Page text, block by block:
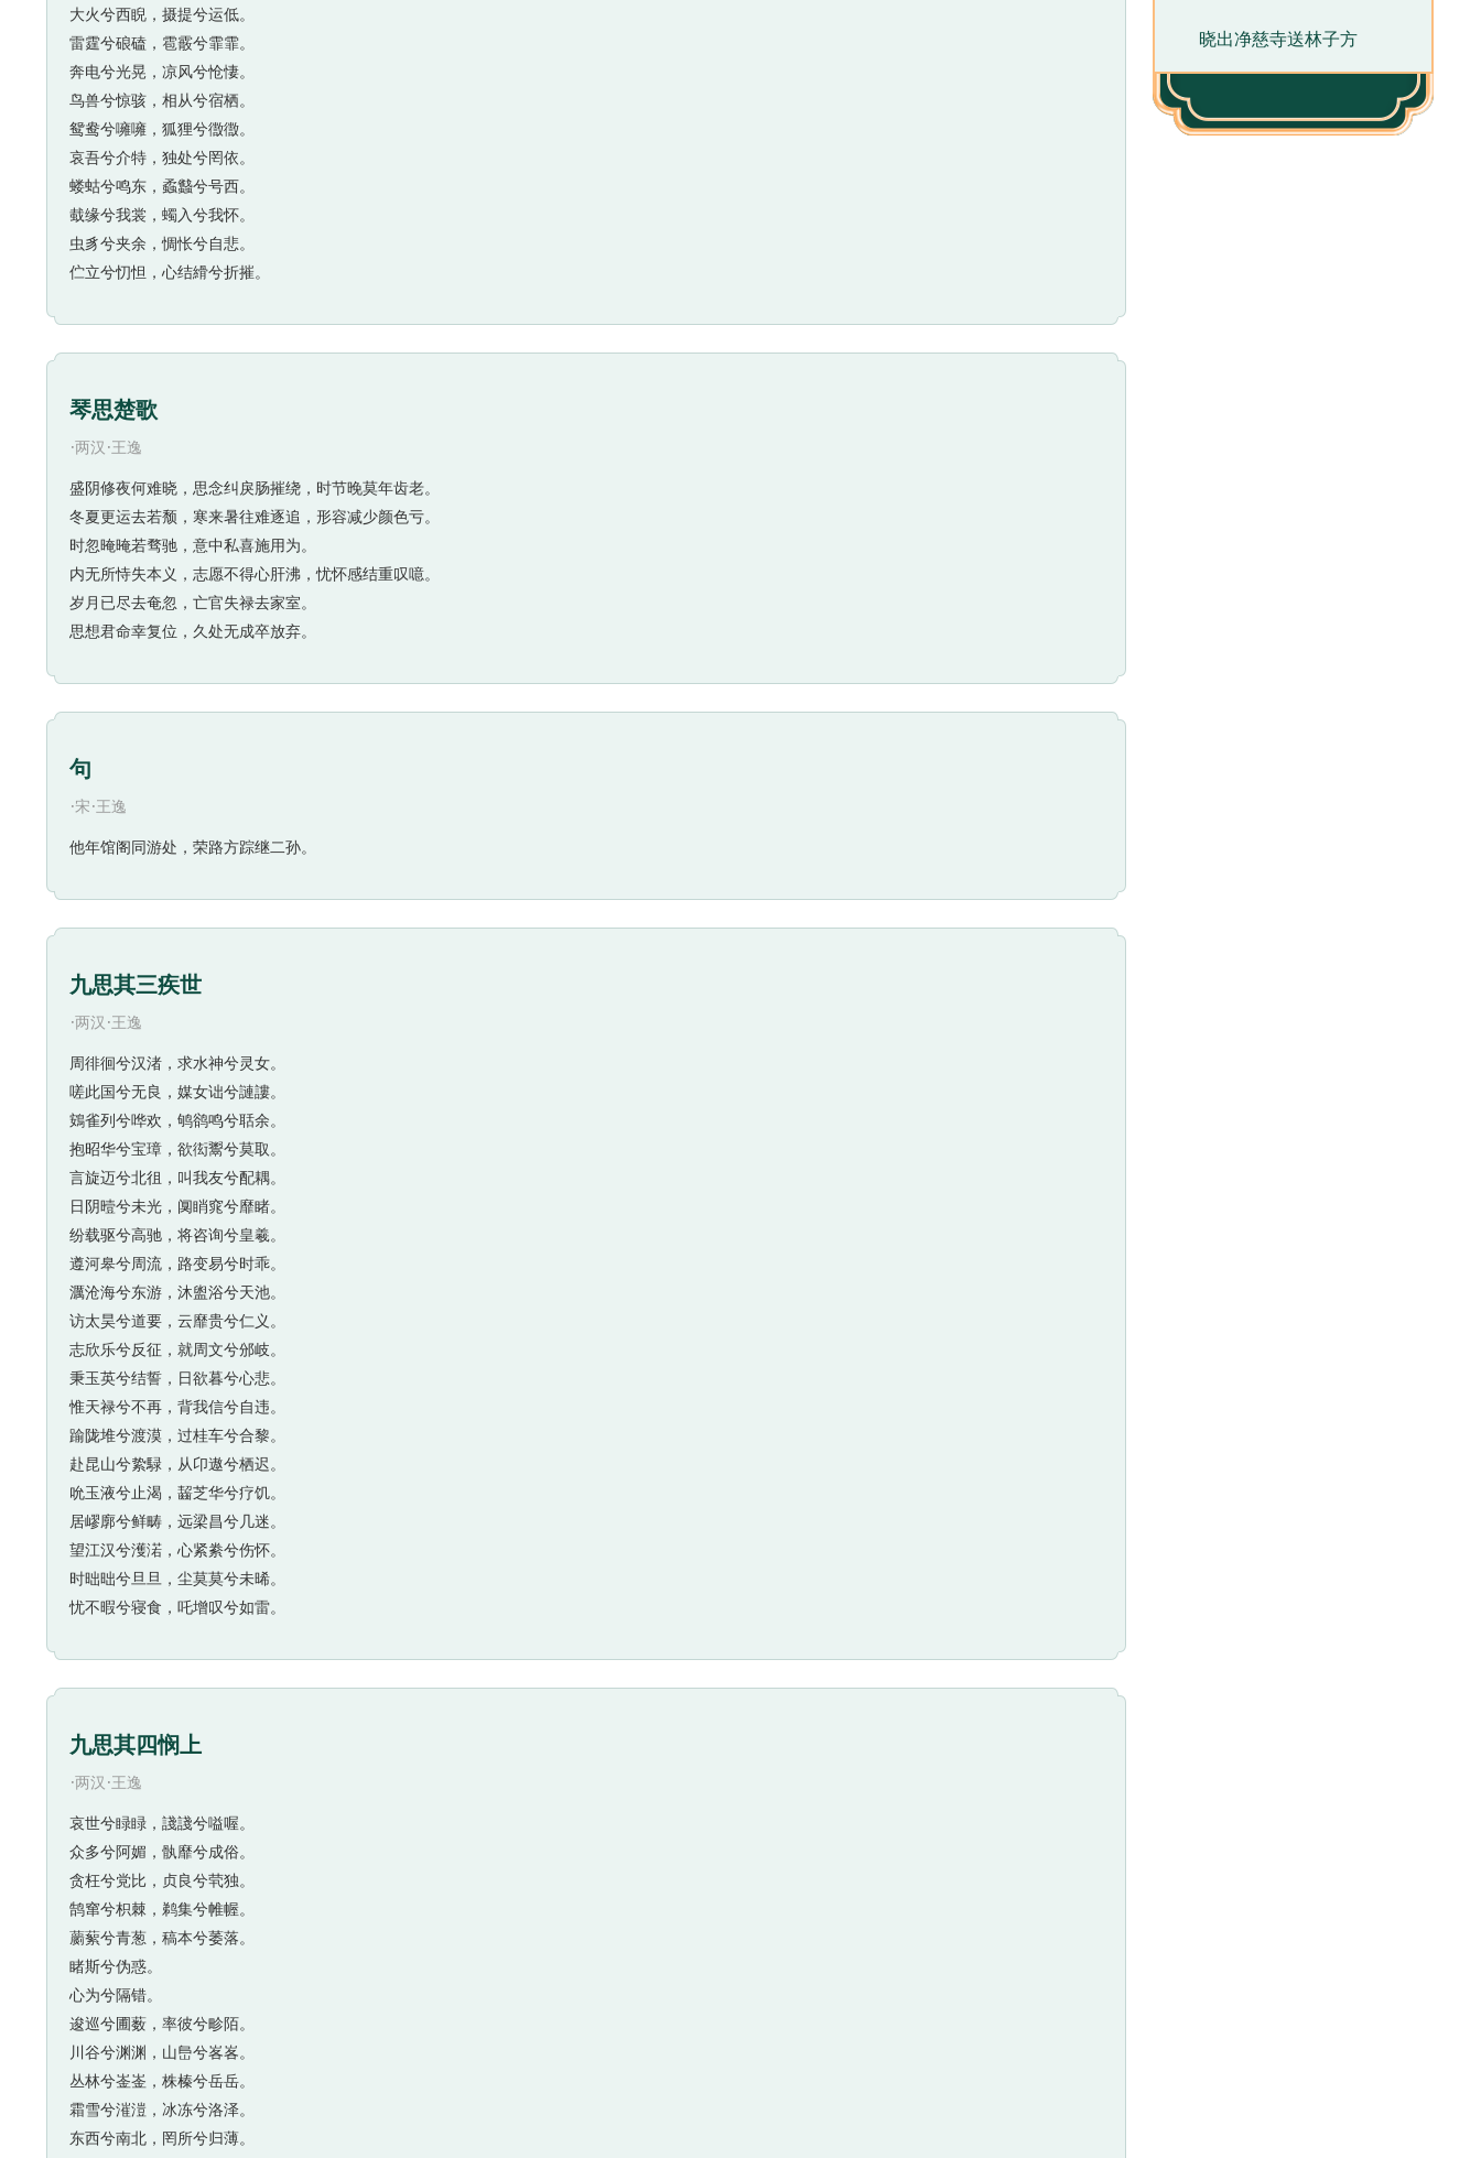
大火兮西睨，摄提兮运低。
雷霆兮硠磕，雹霰兮霏霏。
奔电兮光晃，凉风兮怆悽。
鸟兽兮惊骇，相从兮宿栖。
鸳鸯兮噰噰，狐狸兮徾徾。
哀吾兮介特，独处兮罔依。
蝼蛄兮鸣东，蟊蠽兮号西。
蛓缘兮我裳，蠋入兮我怀。
虫豸兮夹余，惆怅兮自悲。
伫立兮忉怛，心结縎兮折摧。
琴思楚歌
·两汉 ·王逸
盛阴修夜何难晓，思念纠戾肠摧绕，时节晚莫年齿老。
冬夏更运去若颓，寒来暑往难逐追，形容减少颜色亏。
时忽晻晻若骛驰，意中私喜施用为。
内无所恃失本义，志愿不得心肝沸，忧怀感结重叹噫。
岁月已尽去奄忽，亡官失禄去家室。
思想君命幸复位，久处无成卒放弃。
句
·宋·王逸
他年馆阁同游处，荣路方踪继二孙。
九思其三疾世
·两汉 ·王逸
周徘徊兮汉渚，求水神兮灵女。
嗟此国兮无良，媒女诎兮謰謱。
鴳雀列兮哗欢，鸲鹆鸣兮聒余。
抱昭华兮宝璋，欲衒鬻兮莫取。
言旋迈兮北徂，叫我友兮配耦。
日阴曀兮未光，阒睄窕兮靡睹。
纷载驱兮高驰，将咨询兮皇羲。
遵河皋兮周流，路变易兮时乖。
濿沧海兮东游，沐盥浴兮天池。
访太昊兮道要，云靡贵兮仁义。
志欣乐兮反征，就周文兮邠岐。
秉玉英兮结誓，日欲暮兮心悲。
惟天禄兮不再，背我信兮自违。
踰陇堆兮渡漠，过桂车兮合黎。
赴昆山兮絷騄，从卬遨兮栖迟。
吮玉液兮止渴，齧芝华兮疗饥。
居嵺廓兮鲜畴，远梁昌兮几迷。
望江汉兮濩渃，心紧絭兮伤怀。
时昢昢兮旦旦，尘莫莫兮未晞。
忧不暇兮寝食，吒增叹兮如雷。
九思其四悯上
·两汉 ·王逸
哀世兮睩睩，諓諓兮嗌喔。
众多兮阿媚，骫靡兮成俗。
贪枉兮党比，贞良兮茕独。
鹄窜兮枳棘，鹈集兮帷幄。
蘮蕠兮青葱，稿本兮萎落。
睹斯兮伪惑。
心为兮隔错。
逡巡兮圃薮，率彼兮畛陌。
川谷兮渊渊，山峊兮峉峉。
丛林兮崟崟，株榛兮岳岳。
霜雪兮漼溰，冰冻兮洛泽。
东西兮南北，罔所兮归薄。
晓出净慈寺送林子方